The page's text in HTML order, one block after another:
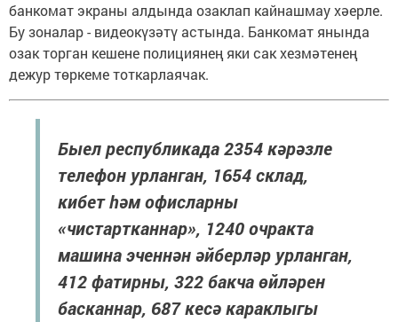
банкомат экраны алдында озаклап кайнашмау хәерле.
Бу зоналар - видеокүзәтү астында. Банкомат янында
озак торган кешене полициянең яки сак хезмәтенең
дежур төркеме тоткарлаячак.
Быел республикада 2354 кәрәзле
телефон урланган, 1654 склад,
кибет һәм офисларны
«чистартканнар», 1240 очракта
машина эченнән әйберләр урланган,
412 фатирны, 322 бакча өйләрен
басканнар, 687 кесә караклыгы